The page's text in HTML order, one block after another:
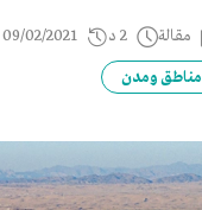
مقالة 2 د 09/02/2021
مناطق ومدن